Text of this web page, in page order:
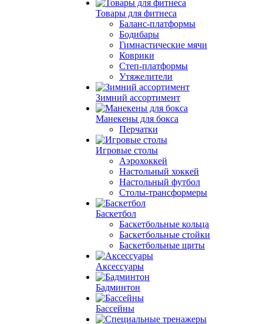
Товары для фитнеса
Баланс-платформы
Бодибары
Гимнастические мячи
Коврики
Степ-платформы
Утяжелители
Зимний ассортимент
Манекены для бокса
Перчатки
Игровые столы
Аэрохоккей
Настольный хоккей
Настольный футбол
Столы-трансформеры
Баскетбол
Баскетбольные кольца
Баскетбольные стойки
Баскетбольные щиты
Аксессуары
Бадминтон
Бассейны